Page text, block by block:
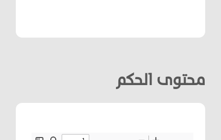
محتوى الحكم